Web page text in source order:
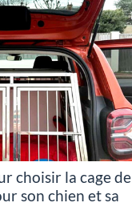
choisir la cage de
son chien et sa